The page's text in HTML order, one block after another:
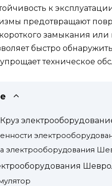
к
предотвращают
замыкания или
быстро
техническое
электрооборудования